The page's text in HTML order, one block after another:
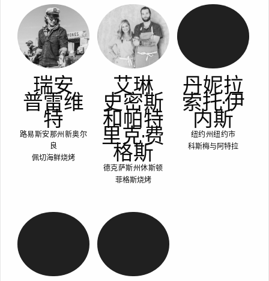
瑞安
普雷维
特
路易斯安那州新奥尔
良
佩切海鲜烧烤
艾琳
史密斯
和帕特
里克·费
格斯
德克萨斯州休斯顿
菲格斯烧烤
丹妮拉
索托·伊
内斯
纽约州纽约市
科斯梅与阿特拉